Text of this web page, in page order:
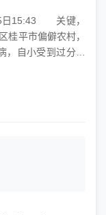
日15:43 关键，
桂平市偏僻农村，
自小受到过分溺
，19岁开始习练